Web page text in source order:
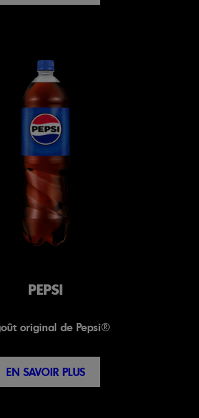
PEPSI
original de Pepsi®
EN SAVOIR PLUS